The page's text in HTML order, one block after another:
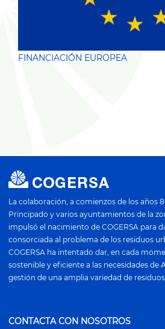
FINANCIACIÓN EUROPEA
La colaboración, a comienzos de los años
Principado y varios ayuntamientos de la
impulsó el nacimiento de COGERSA para
consorciada al problema de los residuos
COGERSA ha intentado dar, en cada
sostenible y eficiente a las necesidades de
gestión de una amplia variedad de residuos.
CONTACTA CON NOSOTROS